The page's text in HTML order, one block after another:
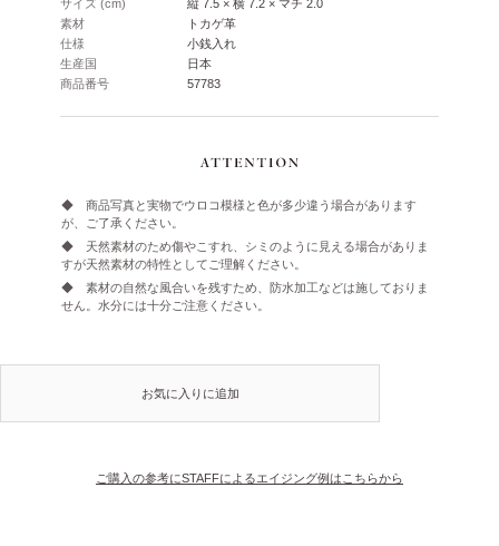
サイズ (cm)
縦 7.5 × 横 7.2 × マチ 2.0
素材
トカゲ革
仕様
小銭入れ
生産国
日本
商品番号
57783
◆ 商品写真と実物でウロコ模様と色が多少違う場合があります
が、ご了承ください。
◆ 天然素材のため傷やこすれ、シミのように見える場合がありま
すが天然素材の特性としてご理解ください。
◆ 素材の自然な風合いを残すため、防水加工などは施しておりま
せん。水分には十分ご注意ください。
お気に入りに追加
ご購入の参考にSTAFFによるエイジング例はこちらから